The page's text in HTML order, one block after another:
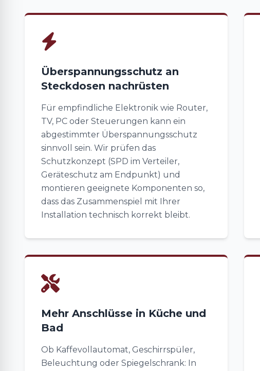
Überspannungsschutz an
Steckdosen nachrüsten
Für empfindliche Elektronik wie Router,
TV, PC oder Steuerungen kann ein
abgestimmter Überspannungsschutz
sinnvoll sein. Wir prüfen das
Schutzkonzept (SPD im Verteiler,
Geräteschutz am Endpunkt) und
montieren geeignete Komponenten so,
dass das Zusammenspiel mit Ihrer
Installation technisch korrekt bleibt.
Mehr Anschlüsse in Küche und
Bad
Ob Kaffevollautomat, Geschirrspüler,
Beleuchtung oder Spiegelschrank: In